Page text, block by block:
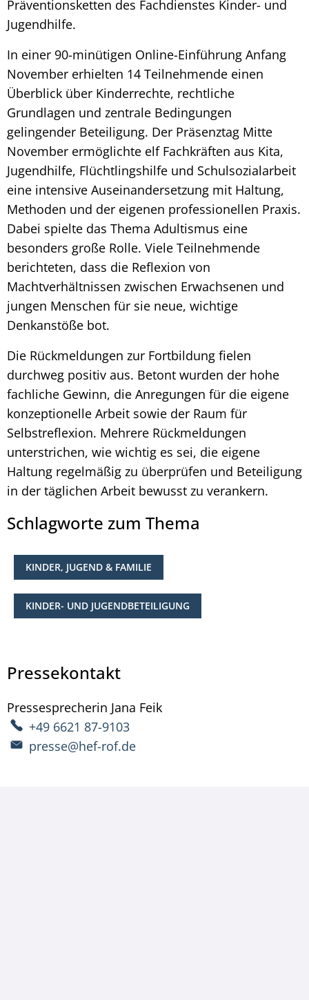
Präventionsketten des Fachdienstes Kinder- und
Jugendhilfe.
In einer 90-minütigen Online-Einführung Anfang
November erhielten 14 Teilnehmende einen
Überblick über Kinderrechte, rechtliche
Grundlagen und zentrale Bedingungen
gelingender Beteiligung. Der Präsenztag Mitte
November ermöglichte elf Fachkräften aus Kita,
Jugendhilfe, Flüchtlingshilfe und Schulsozialarbeit
eine intensive Auseinandersetzung mit Haltung,
Methoden und der eigenen professionellen Praxis.
Dabei spielte das Thema Adultismus eine
besonders große Rolle. Viele Teilnehmende
berichteten, dass die Reflexion von
Machtverhältnissen zwischen Erwachsenen und
jungen Menschen für sie neue, wichtige
Denkanstöße bot.
Die Rückmeldungen zur Fortbildung fielen
durchweg positiv aus. Betont wurden der hohe
fachliche Gewinn, die Anregungen für die eigene
konzeptionelle Arbeit sowie der Raum für
Selbstreflexion. Mehrere Rückmeldungen
unterstrichen, wie wichtig es sei, die eigene
Haltung regelmäßig zu überprüfen und Beteiligung
in der täglichen Arbeit bewusst zu verankern.
Schlagworte zum Thema
KINDER, JUGEND & FAMILIE
KINDER- UND JUGENDBETEILIGUNG
Pressekontakt
Pressesprecherin Jana Feik
+49 6621 87-9103
presse@hef-rof.de